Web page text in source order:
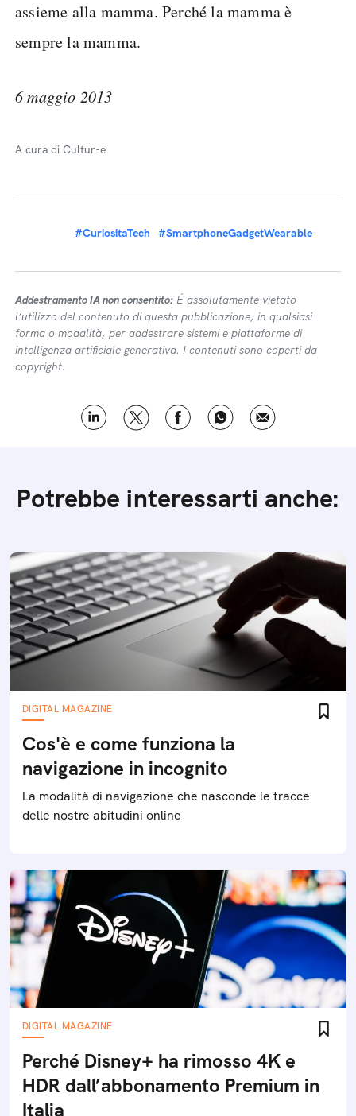
assieme alla mamma. Perché la mamma è
sempre la mamma.
6 maggio 2013
A cura di Cultur-e
#CuriositaTech #SmartphoneGadgetWearable
Addestramento IA non consentito: É assolutamente vietato
l’utilizzo del contenuto di questa pubblicazione, in qualsiasi
forma o modalità, per addestrare sistemi e piattaforme di
intelligenza artificiale generativa. I contenuti sono coperti da
copyright.
Potrebbe interessarti anche:
DIGITAL MAGAZINE
Cos'è e come funziona la
navigazione in incognito
La modalità di navigazione che nasconde le tracce
delle nostre abitudini online
DIGITAL MAGAZINE
Perché Disney+ ha rimosso 4K e
HDR dall’abbonamento Premium in
Italia